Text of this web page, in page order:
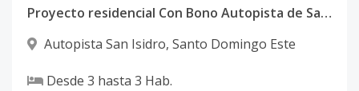
Proyecto residencial Con Bono Autopista de San Isidro
Autopista San Isidro, Santo Domingo Este
Desde 3 hasta 3 Hab.